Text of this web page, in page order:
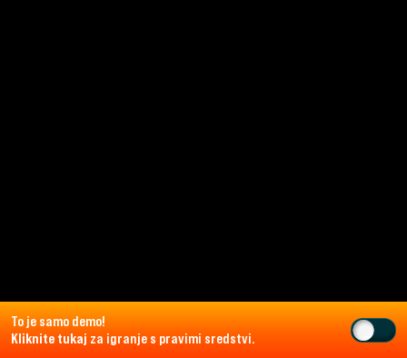
To je samo demo!
Kliknite tukaj za igranje s pravimi sredstvi.